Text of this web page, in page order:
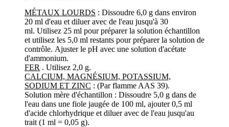
MÉTAUX LOURDS : Dissoudre 6,0 g dans environ
20 ml d'eau et diluer avec de l'eau jusqu'à 30
ml. Utilisez 25 ml pour préparer la solution échantillon
et utilisez les 5,0 ml restants pour préparer la solution de
contrôle. Ajuster le pH avec une solution d'acétate
d'ammonium.
FER . Utilisez 2,0 g.
CALCIUM, MAGNÉSIUM, POTASSIUM,
SODIUM ET ZINC : (Par flamme AAS 39).
Solution mère d'échantillon : Dissoudre 5,0 g dans de
l'eau dans une fiole jaugée de 100 ml, ajouter 0,5 ml
d'acide chlorhydrique et diluer avec de l'eau jusqu'au
trait (1 ml = 0,05 g).